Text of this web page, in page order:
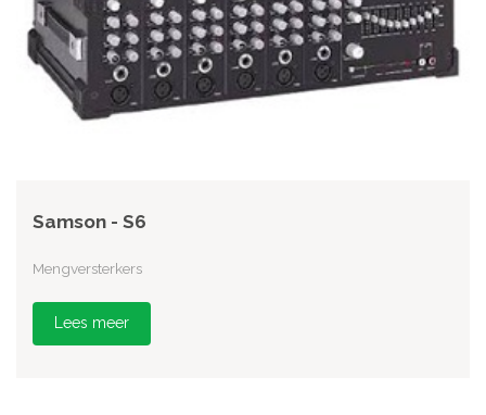
Samson - S6
Mengversterkers
Lees meer